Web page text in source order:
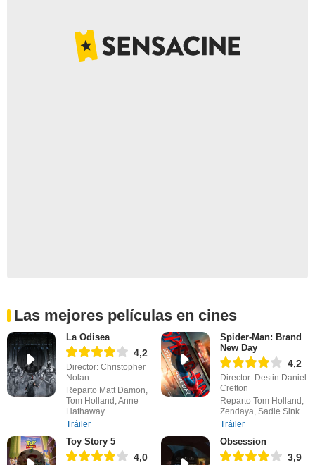
Las mejores películas en cines
La Odisea
4,2
Director: Christopher
Nolan
Reparto Matt Damon,
Tom Holland, Anne
Hathaway
Tráiler
Spider-Man: Brand
New Day
4,2
Director: Destin Daniel
Cretton
Reparto Tom Holland,
Zendaya, Sadie Sink
Tráiler
Toy Story 5
4,0
Obsession
3,9